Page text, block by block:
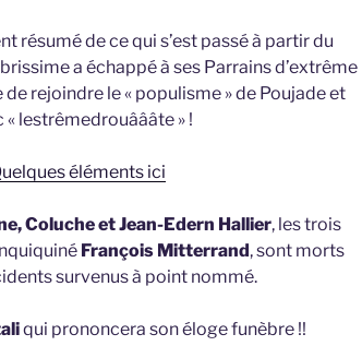
résumé de ce qui s’est passé à partir du
a échappé à ses Parrains d’extrême
rejoindre le « populisme » de Poujade et
« lestrêmedrouâââte » !
éléments ici
Coluche et Jean-Edern Hallier, les trois
François Mitterrand, sont morts
survenus à point nommé.
qui prononcera son éloge funèbre !!